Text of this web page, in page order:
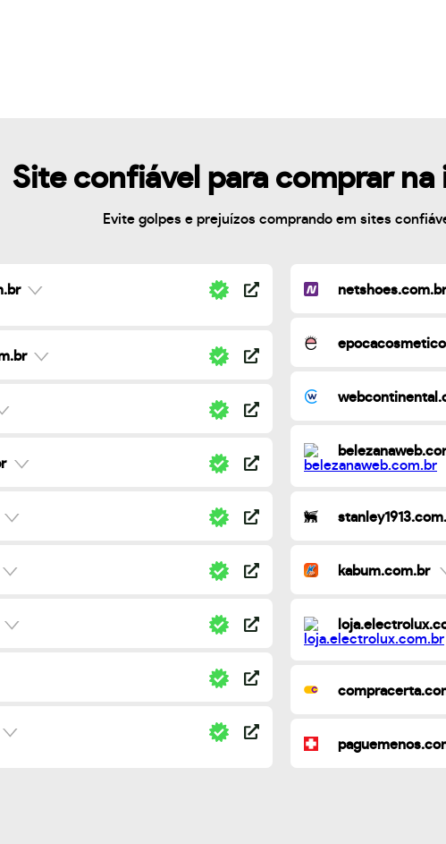
Site confiável para comprar na
Evite golpes e prejuízos comprando em sites
netshoes.com.br
kabum.com.br